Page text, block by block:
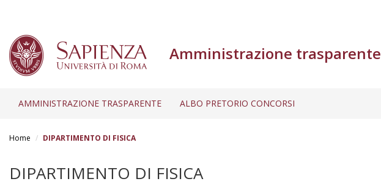
Amministrazione trasparente
AMMINISTRAZIONE TRASPARENTE ALBO PRETORIO CONCORSI
Home DIPARTIMENTO DI FISICA
DIPARTIMENTO DI FISICA